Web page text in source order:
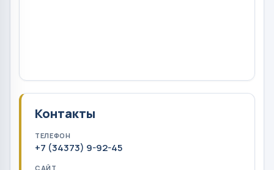
Контакты
ТЕЛЕФОН
+7 (34373) 9-92-45
САЙТ